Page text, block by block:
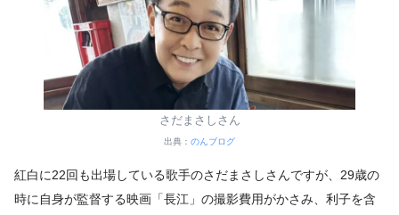
さだまさしさん
出典： のんブログ
紅白に22回も出場している歌手のさだまさしさんですが、29歳の
時に自身が監督する映画「長江」の撮影費用がかさみ、利子を含